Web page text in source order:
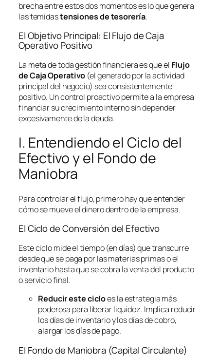
brecha entre estos dos momentos es lo que genera
las temidastensiones de tesorería.
El Objetivo Principal: El Flujo de Caja
Operativo Positivo
La meta de toda gestión financiera es que el Flujo
de Caja Operativo (el generado por la actividad
principal del negocio) sea consistentemente
positivo. Un control proactivo permite a la empresa
financiar su crecimiento interno sin depender
excesivamente de la deuda.
I. Entendiendo el Ciclo del
Efectivo y el Fondo de
Maniobra
Para controlar el flujo, primero hay que entender
cómo se mueve el dinero dentro de la empresa.
El Ciclo de Conversión del Efectivo
Este ciclo mide el tiempo (en días) que transcurre
desde que se paga por las materias primas o el
inventario hasta que se cobra la venta del producto
o servicio final.
Reducir este cicloes la estrategia más
poderosa para liberar liquidez. Implica reducir
los días de inventario y los días de cobro,
alargar los días de pago.
El Fondo de Maniobra (Capital Circulante)